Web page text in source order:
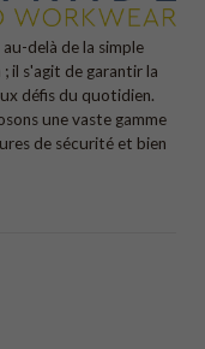
delà de la simple
il s'agit de garantir la
défis du quotidien.
une vaste gamme
de sécurité et bien